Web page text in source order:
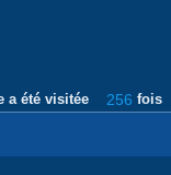
a été visitée 256 fois